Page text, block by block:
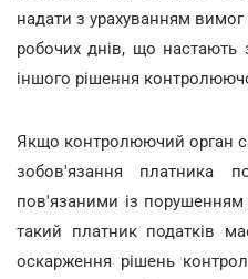
надати з урахуванням
робочих днів, що
іншого рішення
Якщо контролюючий орган
зобов'язання платника
пов'язаними із порушенням
такий платник податків
оскарження рішень